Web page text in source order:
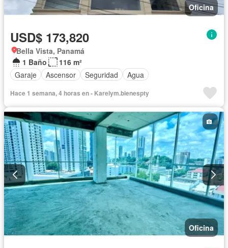
Oficina
USD$ 173,820
Bella Vista, Panamá
1 Baño
116 m²
Garaje
Ascensor Seguridad Agua
Hace 1 semana, 4 horas en - Karelym.bienespty
Oficina